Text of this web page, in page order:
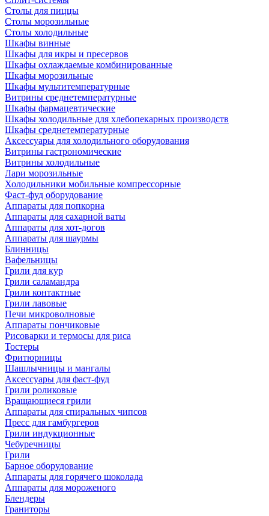
Столы для пиццы
Столы морозильные
Столы холодильные
Шкафы винные
Шкафы для икры и пресервов
Шкафы охлаждаемые комбинированные
Шкафы морозильные
Шкафы мультитемпературные
Витрины среднетемпературные
Шкафы фармацевтические
Шкафы холодильные для хлебопекарных производств
Шкафы среднетемпературные
Аксессуары для холодильного оборудования
Витрины гастрономические
Витрины холодильные
Лари морозильные
Холодильники мобильные компрессорные
Фаст-фуд оборудование
Аппараты для попкорна
Аппараты для сахарной ваты
Аппараты для хот-догов
Аппараты для шаурмы
Блинницы
Вафельницы
Грили для кур
Грили саламандра
Грили контактные
Грили лавовые
Печи микроволновые
Аппараты пончиковые
Рисоварки и термосы для риса
Тостеры
Фритюрницы
Шашлычницы и мангалы
Аксессуары для фаст-фуд
Грили роликовые
Вращающиеся грили
Аппараты для спиральных чипсов
Пресс для гамбургеров
Грили индукционные
Чебуречницы
Грили
Барное оборудование
Аппараты для горячего шоколада
Аппараты для мороженого
Блендеры
Граниторы